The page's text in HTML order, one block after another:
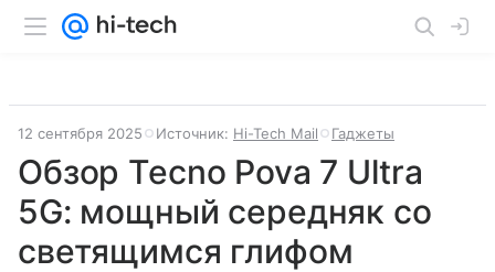
12 сентября 2025 Источник: Hi-Tech Mail Гаджеты
Обзор Tecno Pova 7 Ultra
5G: мощный середняк со
светящимся глифом